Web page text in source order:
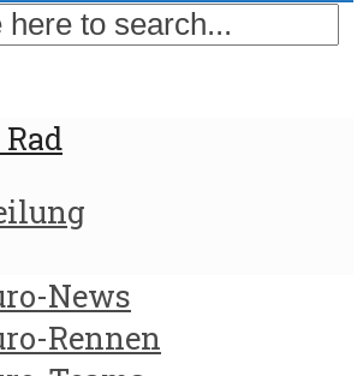
News
Rennen